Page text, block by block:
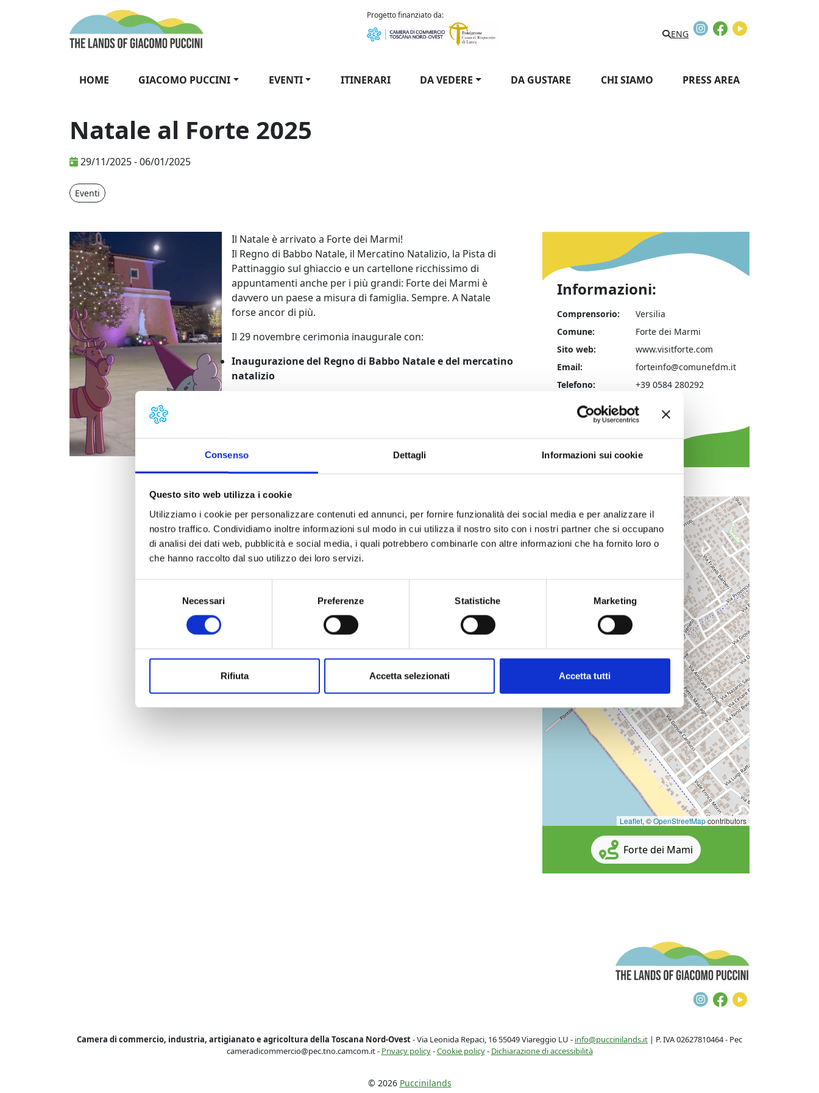
Consenso Dettagli Informazioni sui cookie
Questo sito web utilizza i cookie
Utilizziamo i cookie per personalizzare contenuti ed annunci, per fornire funzionalità dei social media e per analizzare il
nostro traffico. Condividiamo inoltre informazioni sul modo in cui utilizza il nostro sito con i nostri partner che si occupano
di analisi dei dati web, pubblicità e social media, i quali potrebbero combinarle con altre informazioni che ha fornito loro o
che hanno raccolto dal suo utilizzo dei loro servizi.
Necessari Preferenze Statistiche Marketing
Rifiuta Accetta selezionati Accetta tutti
Progetto finanziato da:
Search
ENG
InstagramFacebook
HOME GIACOMO PUCCINI EVENTI ITINERARI DA VEDERE DA GUSTARE CHI SIAMO PRESS AREA
Natale al Forte 2025
29/11/2025 - 06/01/2025
Eventi
Natale al Forte 2025
Il Natale è arrivato a Forte dei Marmi!
Il Regno di Babbo Natale, il Mercatino Natalizio, la Pista di
Pattinaggio sul ghiaccio e un cartellone ricchissimo di
appuntamenti anche per i più grandi: Forte dei Marmi è
davvero un paese a misura di famiglia. Sempre. A Natale
forse ancor di più.
Il 29 novembre cerimonia inaugurale con:
Inaugurazione del Regno di Babbo Natale e del mercatino
natalizio
Informazioni:
Comprensorio:
Versilia
Comune:
Forte dei Marmi
Sito web:
www.visitforte.com
Email:
forteinfo@comunefdm.it
Telefono:
+39 0584 280292
Facebook
Instagram
+
−
Leaflet, ©OpenStreetMapcontributors
Forte dei Mami
Instagram
Facebook
Camera di commercio, industria, artigianato e agricoltura della Toscana Nord-Ovest- Via Leonida Repaci, 16 55049 Viareggio LU - info@puccinilands.it | P. IVA 02627810464 - Pec
cameradicommercio@pec.tno.camcom.it - Privacy policy-Cookie policy- Dichiarazione di accessibilità
© 2026 Puccinilands